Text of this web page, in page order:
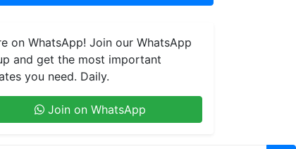
on WhatsApp! Join our WhatsApp
and get the most important
you need. Daily.
Join on WhatsApp